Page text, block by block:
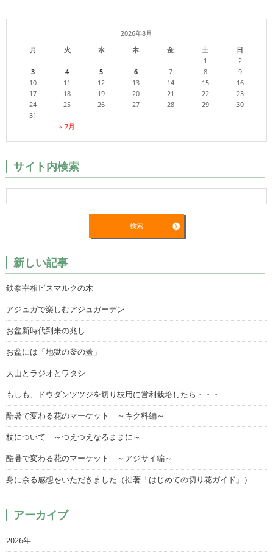
2026年8月
月
火 水 木 金 土 日
« 7月
1
2
3
4 5 6 7 8
9
10
11 12 13 14 15
16
17
18 19 20 21 22
23
24
25 26 27 28 29
30
31
サイト内検索
新しい記事
鉄拳宰相ビスマルクの木
アジュガで楽しむアジュガーデン
お盆新時代到来の兆し
お盆には「地獄の釜の蓋」
大山とラジオとワタシ
もしも、ドウダンツツジを切り枝用に営利栽培したら・・・
酷暑で変わる花のマーケット ～キク科編～
杖について ～つえつえなるままに～
酷暑で変わる花のマーケット ～アジサイ編～
身に余る感想をいただきました（拙著「はじめての切り花ガイド」）
アーカイブ
2026年